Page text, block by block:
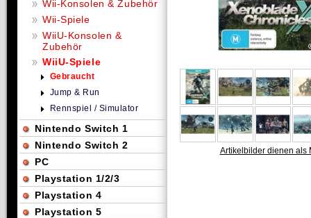
Artikelbilder dienen als
Wii-Konsolen & Zubehör
Wii-Spiele
WiiU-Konsolen &
Zubehör
WiiU-Spiele
Gebraucht
Jump & Run
Rennspiel / Simulator
Nintendo Switch 1
Nintendo Switch 2
PC
Playstation 1/2/3
Playstation 4
Playstation 5